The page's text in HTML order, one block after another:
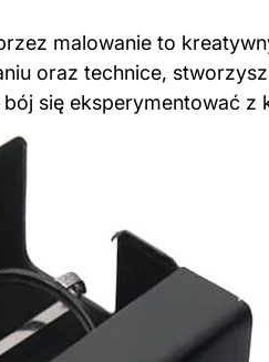
malowanie to
oraz technice,
się eksperymentować z